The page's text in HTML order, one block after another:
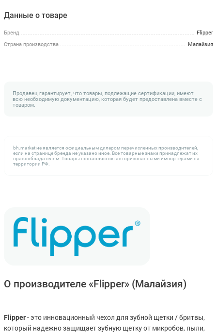
Данные о товаре
Бренд
Flipper
Страна производства
Малайзия
Продавец гарантирует, что товары, подлежащие сертификации, имеют
всю необходимую документацию, которая будет предоставлена вместе с
товаром.
bh.market не является официальным дилером перечисленных производителей,
если на странице бренда не указано иное. Все товарные знаки принадлежат их
правообладателям. Товары поставляются авторизованными импортёрами на
территории РФ.
О производителе «Flipper» (Малайзия)
Flipper- это инновационный чехол для зубной щетки / бритвы,
который надежно защищает зубную щетку от микробов, пыли,